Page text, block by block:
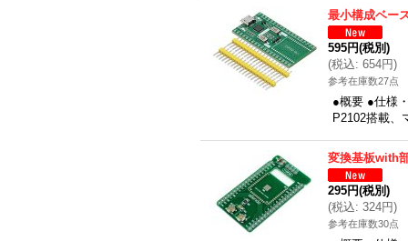
最小構成ベー
595円(税別)
(税込: 654円)
参考在庫数27点
●概要 ●仕様
P2102搭載
変換基板with
295円(税別)
(税込: 324円)
参考在庫数30点